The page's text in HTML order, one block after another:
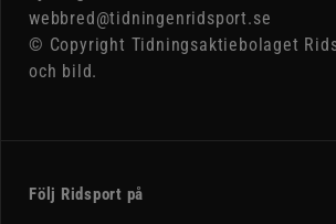
webbred@tidningenridsport.se
© Copyright Tidningsaktiebolaget
och bild.
Följ Ridsport på